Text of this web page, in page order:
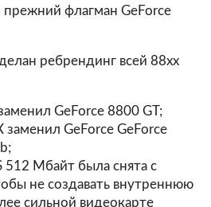
прежний флагман GeForce
ребрендинг всей 88хх
GeForce 8800 GT;
заменил GeForce GeForce
512 Mбайт была снята с
не создавать внутреннюю
сильной видеокарте